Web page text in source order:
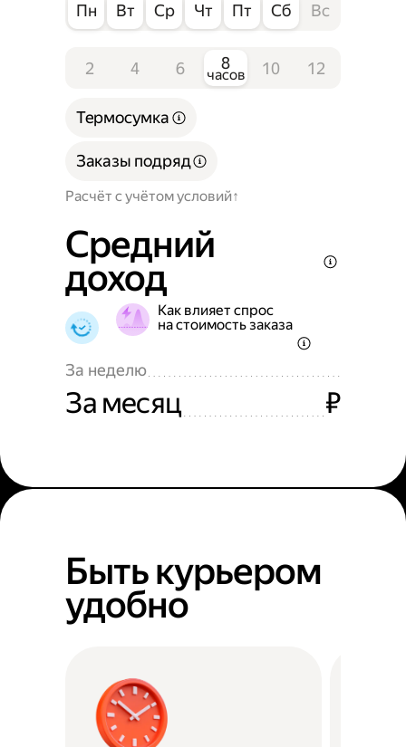
Пн Вт Ср Чт Пт Сб Вс
2 4 6 8
часов 10 12
Расчёт с учётом условий
Термосумка
Заказы подряд
Средний
доход
Как влияет спрос
на стоимость заказа
За неделю
За месяц ₽
Быть курьером
удобно